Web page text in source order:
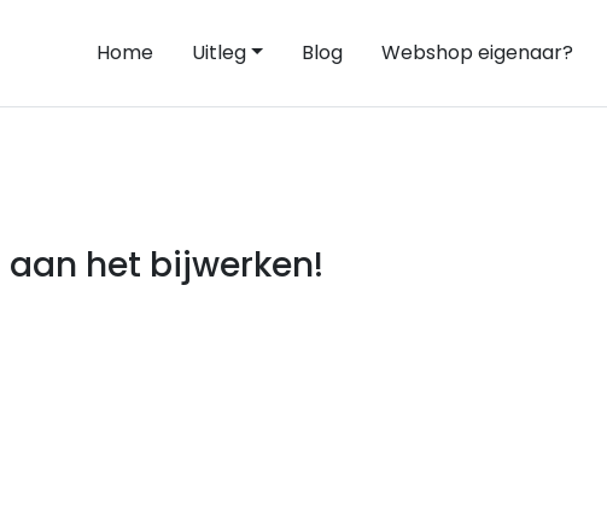
Home Uitleg Blog Webshop eigenaar?
aan het bijwerken!